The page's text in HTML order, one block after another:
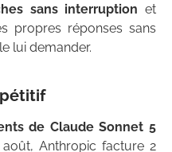
sans interruption et
propres réponses sans
lui demander.
de Claude Sonnet 5
août, Anthropic facture 2